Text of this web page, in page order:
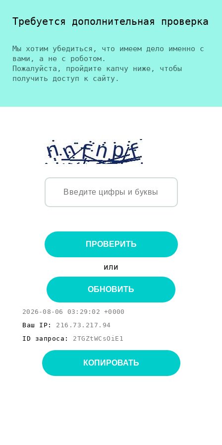
Требуется дополнительная проверка
Мы хотим убедиться, что имеем дело именно с
вами, а не с роботом.
Пожалуйста, пройдите капчу ниже, чтобы
получить доступ к сайту.
ПРОВЕРИТЬ
или
ОБНОВИТЬ
2026-08-06 03:29:02 +0000
Ваш IP: 216.73.217.94
ID запроса: 2TGZtWCsOiE1
КОПИРОВАТЬ